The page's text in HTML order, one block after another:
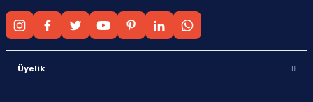
Üyelik